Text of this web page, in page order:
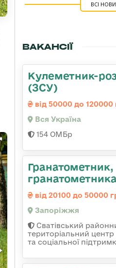
ВСІ
ВАКАНСІЇ
Кулеметник-
(ЗСУ)
від 50000 до 120000
Вся Україна
154 ОМБр
гранатометника
від 20100 до 50000
Запоріжжя
Сватівський
територіальний
та соціальної